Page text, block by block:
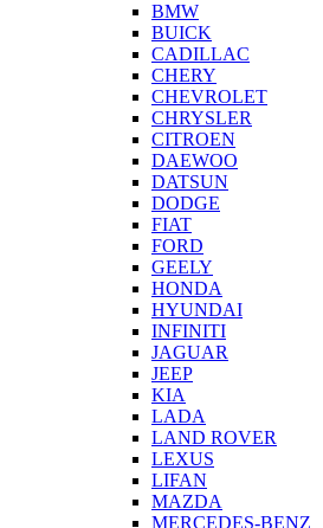
BMW
BUICK
CADILLAC
CHERY
CHEVROLET
CHRYSLER
CITROEN
DAEWOO
DATSUN
DODGE
FIAT
FORD
GEELY
HONDA
HYUNDAI
INFINITI
JAGUAR
JEEP
KIA
LADA
LAND ROVER
LEXUS
LIFAN
MAZDA
MERCEDES-BENZ